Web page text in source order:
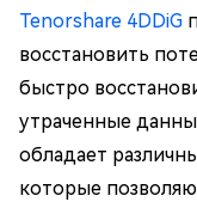
Tenorshare 4DDiG
восстановить
быстро
утраченные
обладает
которые